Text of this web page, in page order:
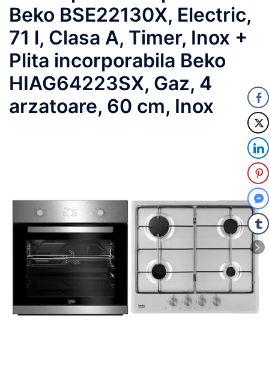
Beko BSE22130X, Electric,
71 l, Clasa A, Timer, Inox +
Plita incorporabila Beko
HIAG64223SX, Gaz, 4
arzatoare, 60 cm, Inox